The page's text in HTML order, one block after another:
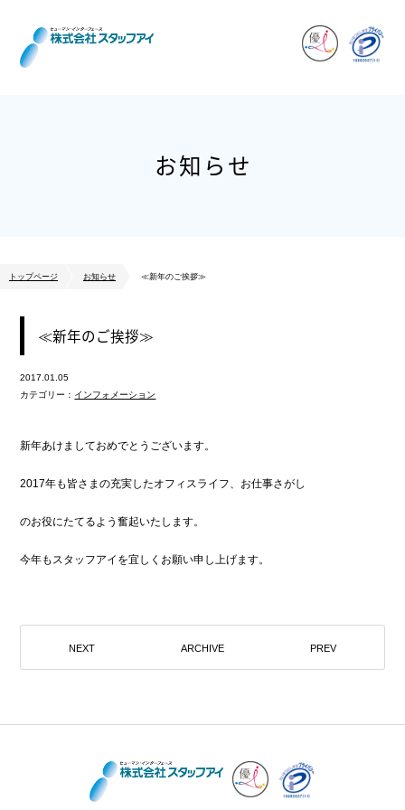
お知らせ
トップページ お知らせ ≪新年のご挨拶≫
≪新年のご挨拶≫
2017.01.05
カテゴリー： インフォメーション
新年あけましておめでとうございます。
2017年も皆さまの充実したオフィスライフ、お仕事さがし
のお役にたてるよう奮起いたします。
今年もスタッフアイを宜しくお願い申し上げます。
NEXT ARCHIVE PREV